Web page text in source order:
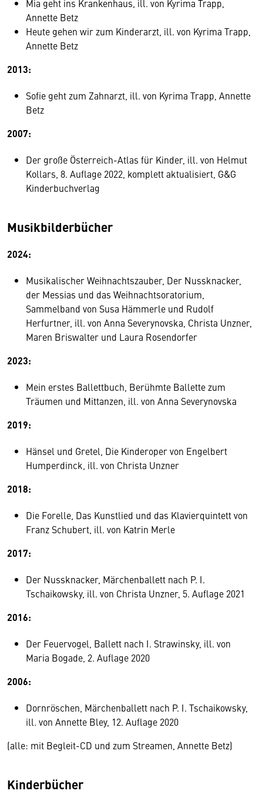
Mia geht ins Krankenhaus, ill. von Kyrima Trapp,
Annette Betz
Heute gehen wir zum Kinderarzt, ill. von Kyrima Trapp,
Annette Betz
2013:
Sofie geht zum Zahnarzt, ill. von Kyrima Trapp, Annette
Betz
2007:
Der große Österreich-Atlas für Kinder, ill. von Helmut
Kollars, 8. Auflage 2022, komplett aktualisiert, G&G
Kinderbuchverlag
Musikbilderbücher
2024:
Musikalischer Weihnachtszauber, Der Nussknacker,
der Messias und das Weihnachtsoratorium,
Sammelband von Susa Hämmerle und Rudolf
Herfurtner, ill. von Anna Severynovska, Christa Unzner,
Maren Briswalter und Laura Rosendorfer
2023:
Mein erstes Ballettbuch, Berühmte Ballette zum
Träumen und Mittanzen, ill. von Anna Severynovska
2019:
Hänsel und Gretel, Die Kinderoper von Engelbert
Humperdinck, ill. von Christa Unzner
2018:
Die Forelle, Das Kunstlied und das Klavierquintett von
Franz Schubert, ill. von Katrin Merle
2017:
Der Nussknacker, Märchenballett nach P. I.
Tschaikowsky, ill. von Christa Unzner, 5. Auflage 2021
2016:
Der Feuervogel, Ballett nach I. Strawinsky, ill. von
Maria Bogade, 2. Auflage 2020
2006:
Dornröschen, Märchenballett nach P. I. Tschaikowsky,
ill. von Annette Bley, 12. Auflage 2020
(alle: mit Begleit-CD und zum Streamen, Annette Betz)
Kinderbücher